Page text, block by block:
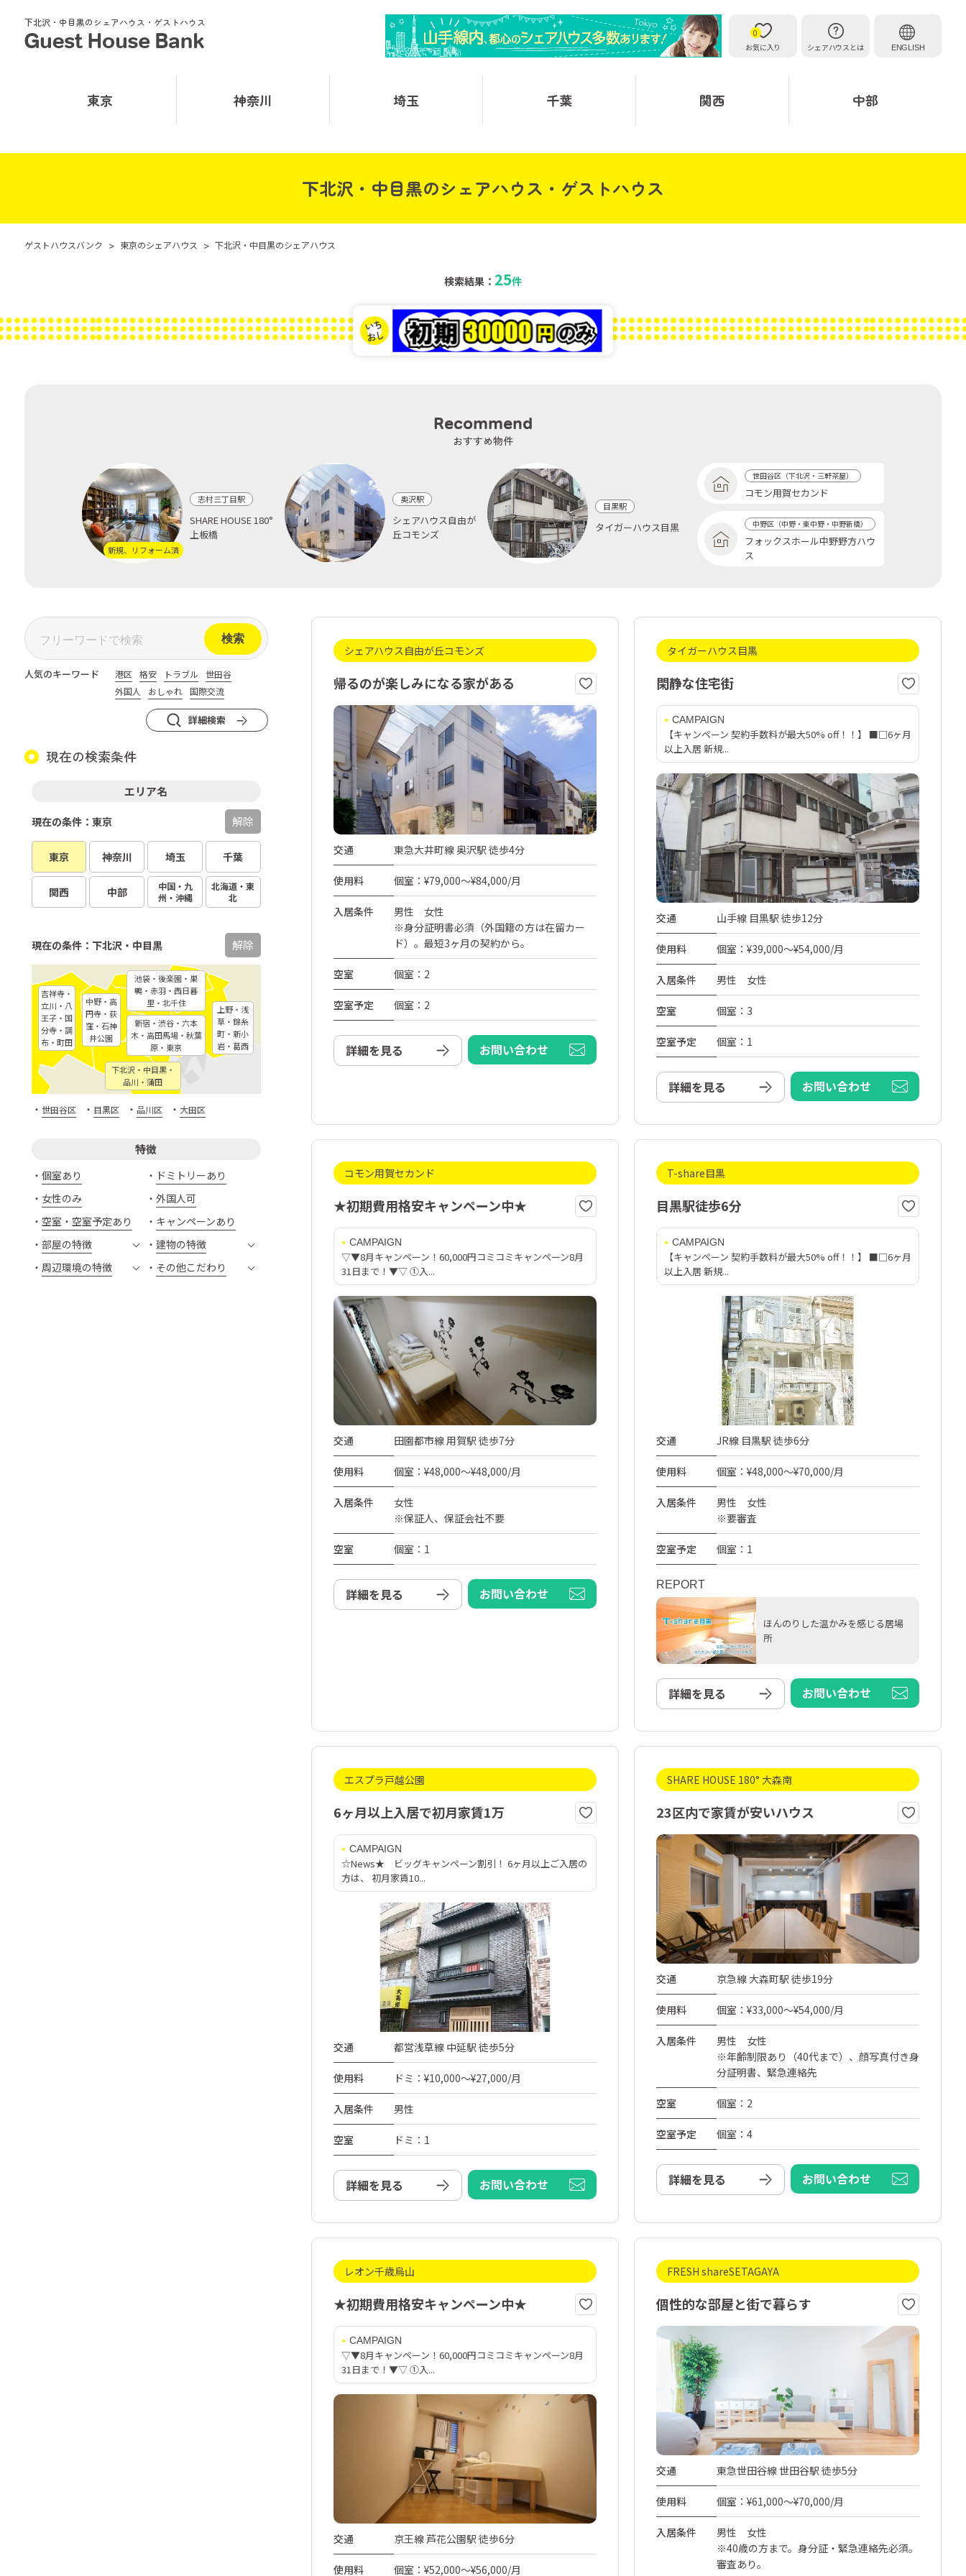
下北沢・中目黒のシェアハウス・ゲストハウス
お気に入り
0
シェアハウスとは
ENGLISH
東京 神奈川 埼玉 千葉 関西 中部
下北沢・中目黒のシェアハウス・ゲストハウス
ゲストハウスバンク > 東京のシェアハウス > 下北沢・中目黒のシェアハウス
検索結果： 25件
Recommend
おすすめ物件
新規、リフォーム済
志村三丁目駅
SHARE HOUSE 180°
上板橋
奥沢駅
シェアハウス自由が
丘コモンズ
目黒駅
タイガーハウス目黒
世田谷区（下北沢・三軒茶屋）
コモン用賀セカンド
中野区（中野・東中野・中野新橋）
フォックスホール中野野方ハウ
ス
人気のキーワード 港区 格安 トラブル
世田谷
外国人
おしゃれ 国際交流
詳細検索
現在の検索条件
エリア名
東京 神奈川 埼玉 千葉
関西 中部
中国・九
州・沖縄
北海道・東
北
現在の条件：東京 解除
新宿・渋谷・六本
木・高田馬場・秋葉
原・東京
中野・高
円寺・荻
窪・石神
井公園
下北沢・中目黒・
品川・蒲田
池袋・後楽園・巣
鴨・赤羽・西日暮
里・北千住
上野・浅
草・錦糸
町・新小
岩・葛西
吉祥寺・
立川・八
王子・国
分寺・調
布・町田
現在の条件：下北沢・中目黒 解除
・ 世田谷区 ・ 目黒区 ・ 品川区 ・ 大田区
特徴
個室あり
ドミトリーあり
女性のみ
外国人可
空室・空室予定あり
キャンペーンあり
部屋の特徴
建物の特徴
周辺環境の特徴
その他こだわり
シェアハウス自由が丘コモンズ
帰るのが楽しみになる家がある
交通 東急大井町線 奥沢駅 徒歩4分
使用料 個室：¥79,000～¥84,000/月
入居条件
男性 女性
※身分証明書必須（外国籍の方は在留カー
ド）。最短3ヶ月の契約から。
空室 個室：2
空室予定 個室：2
詳細を見る お問い合わせ
タイガーハウス目黒
閑静な住宅街
CAMPAIGN
【キャンペーン 契約手数料が最大50% off！！】 ■□6ヶ月
以上入居 新規...
交通 山手線 目黒駅 徒歩12分
使用料 個室：¥39,000～¥54,000/月
入居条件 男性 女性
空室 個室：3
空室予定 個室：1
詳細を見る お問い合わせ
コモン用賀セカンド
★初期費用格安キャンペーン中★
CAMPAIGN
▽▼8月キャンペーン！60,000円コミコミキャンペーン8月
31日まで！▼▽ ①入...
交通 田園都市線 用賀駅 徒歩7分
使用料 個室：¥48,000～¥48,000/月
入居条件
女性
※保証人、保証会社不要
空室 個室：1
詳細を見る お問い合わせ
T-share目黒
目黒駅徒歩6分
CAMPAIGN
【キャンペーン 契約手数料が最大50% off！！】 ■□6ヶ月
以上入居 新規...
交通 JR線 目黒駅 徒歩6分
使用料 個室：¥48,000～¥70,000/月
入居条件
男性 女性
※要審査
空室予定 個室：1
REPORT
ほんのりした温かみを感じる居場
所
詳細を見る お問い合わせ
エスプラ戸越公園
6ヶ月以上入居で初月家賃1万
CAMPAIGN
☆News★ ビッグキャンペーン割引！ 6ヶ月以上ご入居の
方は、 初月家賃10...
交通 都営浅草線 中延駅 徒歩5分
使用料 ドミ：¥10,000～¥27,000/月
入居条件 男性
空室 ドミ：1
詳細を見る お問い合わせ
SHARE HOUSE 180° 大森南
23区内で家賃が安いハウス
交通 京急線 大森町駅 徒歩19分
使用料 個室：¥33,000～¥54,000/月
入居条件
男性 女性
※年齢制限あり（40代まで）、顔写真付き身
分証明書、緊急連絡先
空室 個室：2
空室予定 個室：4
詳細を見る お問い合わせ
レオン千歳烏山
★初期費用格安キャンペーン中★
CAMPAIGN
▽▼8月キャンペーン！60,000円コミコミキャンペーン8月
31日まで！▼▽ ①入...
交通 京王線 芦花公園駅 徒歩6分
使用料 個室：¥52,000～¥56,000/月
FRESH shareSETAGAYA
個性的な部屋と街で暮らす
交通 東急世田谷線 世田谷駅 徒歩5分
使用料 個室：¥61,000～¥70,000/月
入居条件
男性 女性
※40歳の方まで。身分証・緊急連絡先必須。
審査あり。